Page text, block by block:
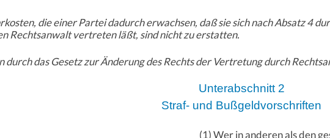
die einer Partei dadurch erwachsen, daß sie sich nach Absatz 4
Rechtsanwalt vertreten läßt, sind nicht zu erstatten.
durch das Gesetz zur Änderung des Rechts der Vertretung durch
Unterabschnitt 2
Straf- und Bußgeldvorschriften
(1) Wer in anderen als den